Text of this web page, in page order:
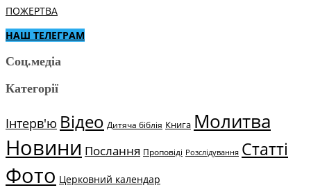
ПОЖЕРТВА
НАШ ТЕЛЕГРАМ
Соц.медіа
Категорії
Інтерв'ю Відео Дитяча біблія Книга Молитва
Новини Послання Проповіді Розслідування Статті
Фото Церковний календар